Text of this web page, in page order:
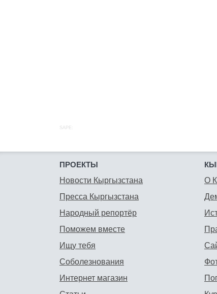
SAPE:
ПРОЕКТЫ
Новости Кыргызстана
Пресса Кыргызстана
Народный репортёр
Поможем вместе
Ищу тебя
Соболезнования
Интернет магазин
О